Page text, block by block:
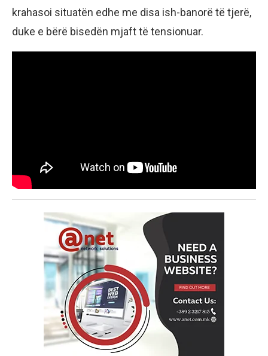
krahasoi situatën edhe me disa ish-banorë të tjerë,
duke e bërë bisedën mjaft të tensionuar.